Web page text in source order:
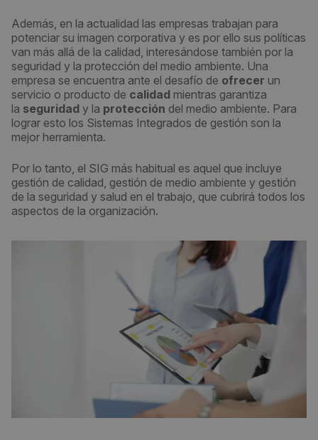
Además, en la actualidad las empresas trabajan para
potenciar su imagen corporativa y es por ello sus políticas
van más allá de la calidad, interesándose también por la
seguridad y la protección del medio ambiente. Una
empresa se encuentra ante el desafío de ofrecer un
servicio o producto de calidad mientras garantiza
la seguridad y la protección del medio ambiente. Para
lograr esto los Sistemas Integrados de gestión son la
mejor herramienta.
Por lo tanto, el SIG más habitual es aquel que incluye
gestión de calidad, gestión de medio ambiente y gestión
de la seguridad y salud en el trabajo, que cubrirá todos los
aspectos de la organización.